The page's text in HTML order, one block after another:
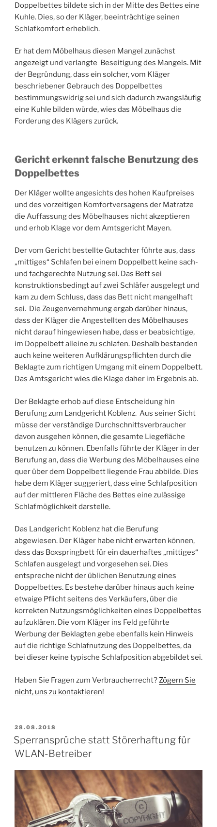
Doppelbettes bildete sich in der Mitte des Bettes eine
Kuhle. Dies, so der Kläger, beeinträchtige seinen
Schlafkomfort erheblich.
Er hat dem Möbelhaus diesen Mangel zunächst
angezeigt und verlangte Beseitigung des Mangels. Mit
der Begründung, dass ein solcher, vom Kläger
beschriebener Gebrauch des Doppelbettes
bestimmungswidrig sei und sich dadurch zwangsläufig
eine Kuhle bilden würde, wies das Möbelhaus die
Forderung des Klägers zurück.
Gericht erkennt falsche Benutzung des
Doppelbettes
Der Kläger wollte angesichts des hohen Kaufpreises
und des vorzeitigen Komfortversagens der Matratze
die Auffassung des Möbelhauses nicht akzeptieren
und erhob Klage vor dem Amtsgericht Mayen.
Der vom Gericht bestellte Gutachter führte aus, dass
„mittiges“ Schlafen bei einem Doppelbett keine sach-
und fachgerechte Nutzung sei. Das Bett sei
konstruktionsbedingt auf zwei Schläfer ausgelegt und
kam zu dem Schluss, dass das Bett nicht mangelhaft
sei. Die Zeugenvernehmung ergab darüber hinaus,
dass der Kläger die Angestellten des Möbelhauses
nicht darauf hingewiesen habe, dass er beabsichtige,
im Doppelbett alleine zu schlafen. Deshalb bestanden
auch keine weiteren Aufklärungspflichten durch die
Beklagte zum richtigen Umgang mit einem Doppelbett.
Das Amtsgericht wies die Klage daher im Ergebnis ab.
Der Beklagte erhob auf diese Entscheidung hin
Berufung zum Landgericht Koblenz. Aus seiner Sicht
müsse der verständige Durchschnittsverbraucher
davon ausgehen können, die gesamte Liegefläche
benutzen zu können. Ebenfalls führte der Kläger in der
Berufung an, dass die Werbung des Möbelhauses eine
quer über dem Doppelbett liegende Frau abbilde. Dies
habe dem Kläger suggeriert, dass eine Schlafposition
auf der mittleren Fläche des Bettes eine zulässige
Schlafmöglichkeit darstelle.
Das Landgericht Koblenz hat die Berufung
abgewiesen. Der Kläger habe nicht erwarten können,
dass das Boxspringbett für ein dauerhaftes „mittiges“
Schlafen ausgelegt und vorgesehen sei. Dies
entspreche nicht der üblichen Benutzung eines
Doppelbettes. Es bestehe darüber hinaus auch keine
etwaige Pflicht seitens des Verkäufers, über die
korrekten Nutzungsmöglichkeiten eines Doppelbettes
aufzuklären. Die vom Kläger ins Feld geführte
Werbung der Beklagten gebe ebenfalls kein Hinweis
auf die richtige Schlafnutzung des Doppelbettes, da
bei dieser keine typische Schlafposition abgebildet sei.
Haben Sie Fragen zum Verbraucherrecht?Zögern Sie
nicht, uns zu kontaktieren!
VERÖFFENTLICHT
AM
28.08.2018
Sperransprüche statt Störerhaftung für
WLAN-Betreiber